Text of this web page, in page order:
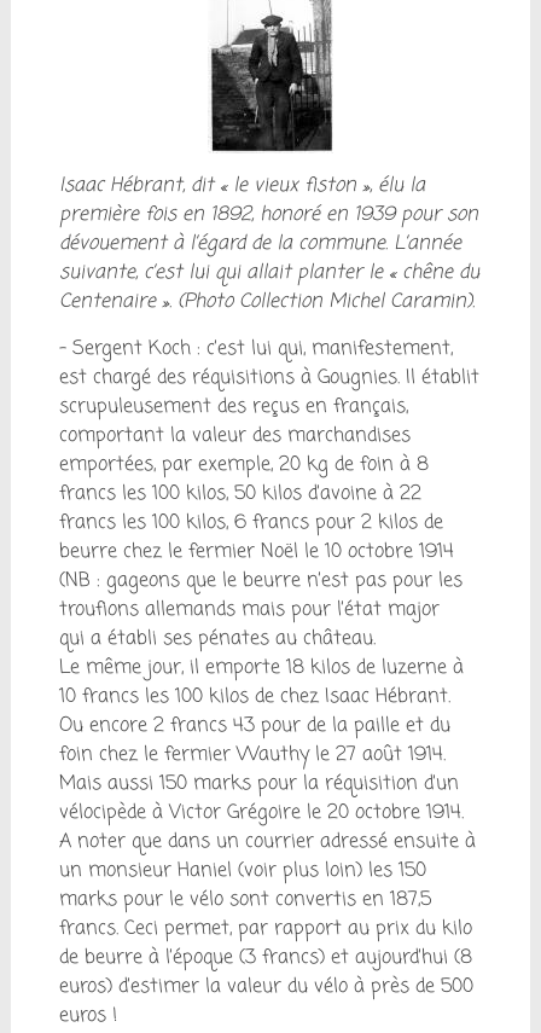
Isaac Hébrant, dit « le vieux fiston », élu la
première fois en 1892, honoré en 1939 pour son
dévouement à l’égard de la commune. L’année
suivante, c’est lui qui allait planter le « chêne du
Centenaire ». (Photo Collection Michel Caramin).
– Sergent Koch : c’est lui qui, manifestement,
est chargé des réquisitions à Gougnies. Il établit
scrupuleusement des reçus en français,
comportant la valeur des marchandises
emportées, par exemple, 20 kg de foin à 8
francs les 100 kilos, 50 kilos d’avoine à 22
francs les 100 kilos, 6 francs pour 2 kilos de
beurre chez le fermier Noël le 10 octobre 1914
(NB : gageons que le beurre n’est pas pour les
troufions allemands mais pour l’état major
qui a établi ses pénates au château.
Le même jour, il emporte 18 kilos de luzerne à
10 francs les 100 kilos de chez Isaac Hébrant.
Ou encore 2 francs 43 pour de la paille et du
foin chez le fermier Wauthy le 27 août 1914.
Mais aussi 150 marks pour la réquisition d’un
vélocipède à Victor Grégoire le 20 octobre 1914.
A noter que dans un courrier adressé ensuite à
un monsieur Haniel (voir plus loin) les 150
marks pour le vélo sont convertis en 187,5
francs. Ceci permet, par rapport au prix du kilo
de beurre à l’époque (3 francs) et aujourd’hui (8
euros) d’estimer la valeur du vélo à près de 500
euros !